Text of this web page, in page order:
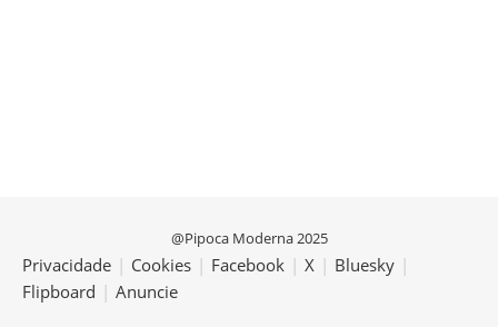
@Pipoca Moderna 2025
Privacidade | Cookies | Facebook | X | Bluesky |
Flipboard | Anuncie